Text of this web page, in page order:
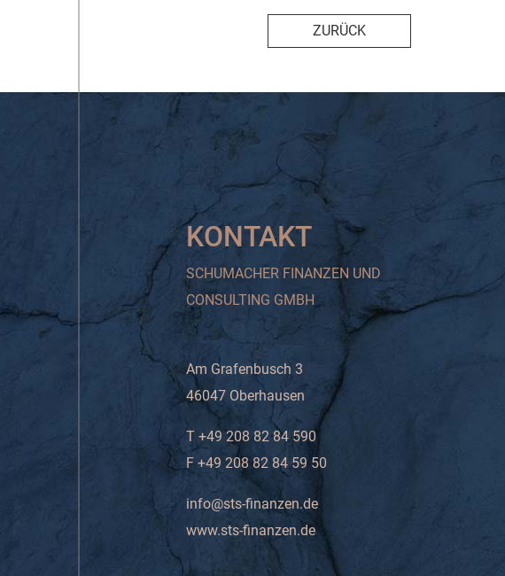
ZURÜCK
KONTAKT
SCHUMACHER FINANZEN UND
CONSULTING GMBH
Am Grafenbusch 3
46047 Oberhausen
T +49 208 82 84 590
F +49 208 82 84 59 50
info@sts-finanzen.de
www.sts-finanzen.de